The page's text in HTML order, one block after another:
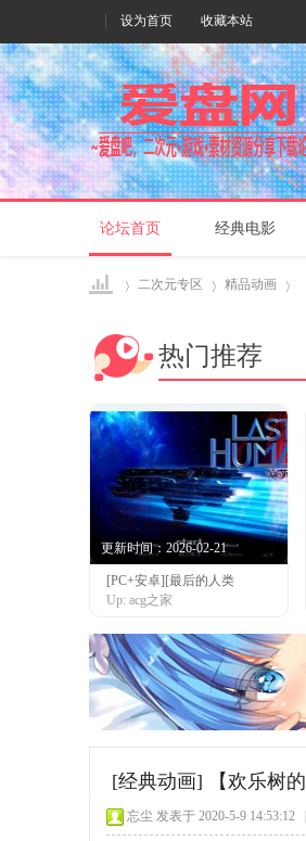
设为首页 收藏本站
论坛首页 经典电影
爱盘›
二次元专区
›
精品动画
›
热门推荐
更新时间：2026-02-21
[PC+安卓][最后的人类
Up: acg之家
[经典动画] 【欢乐树
忘尘 发表于 2020-5-9 14:53:12